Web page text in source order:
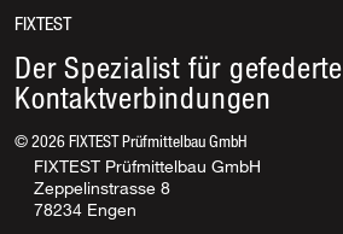
FIXTEST
Der Spezialist für gefederte
Kontaktverbindungen
©2026FIXTEST Prüfmittelbau GmbH
FIXTEST Prüfmittelbau GmbH
Zeppelinstrasse 8
78234 Engen